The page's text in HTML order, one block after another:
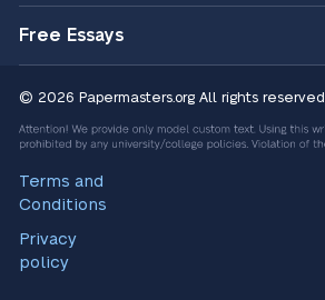
Free Essays
© 2026 Papermasters.org All rights reserved.
Terms and
Conditions
Privacy
policy